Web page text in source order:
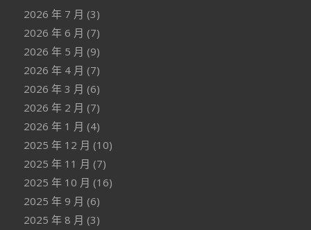
2026 年 7 月 (3)
2026 年 6 月 (7)
2026 年 5 月 (9)
2026 年 4 月 (7)
2026 年 3 月 (6)
2026 年 2 月 (7)
2026 年 1 月 (4)
2025 年 12 月 (10)
2025 年 11 月 (7)
2025 年 10 月 (16)
2025 年 9 月 (6)
2025 年 8 月 (3)